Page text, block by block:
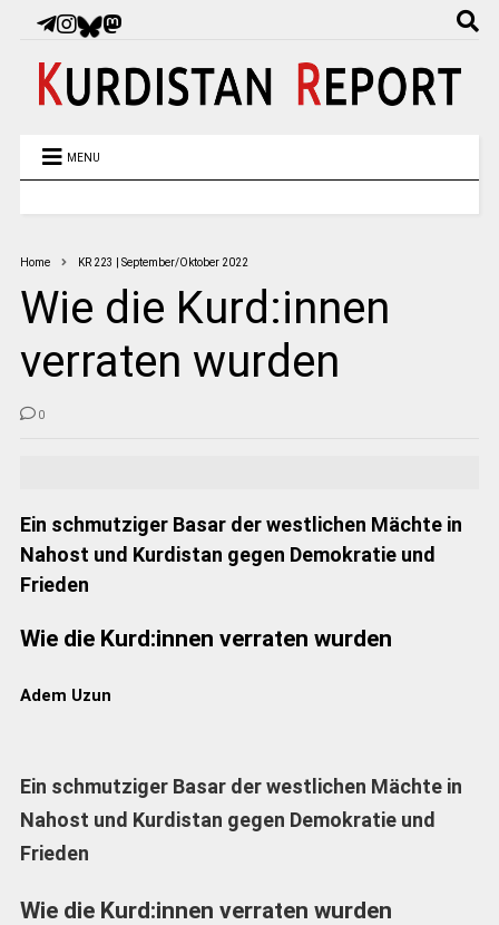
MENU
Home KR 223 | September/Oktober 2022
Wie die Kurd:innen
verraten wurden
0
Ein schmutziger Basar der westlichen Mächte in
Nahost und Kurdistan gegen Demokratie und
Frieden
Wie die Kurd:innen verraten wurden
Adem Uzun
Ein schmutziger Basar der westlichen Mächte in
Nahost und Kurdistan gegen Demokratie und
Frieden
Wie die Kurd:innen verraten wurden